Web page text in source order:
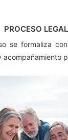
PROCESO LEGAL
se formaliza
acompañamiento